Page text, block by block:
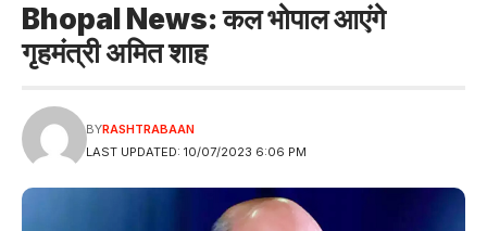
Bhopal News: कल भोपाल आएंगे
गृहमंत्री अमित शाह
LAST UPDATED: 10/07/2023 6:06 PM
BYRASHTRABAAN